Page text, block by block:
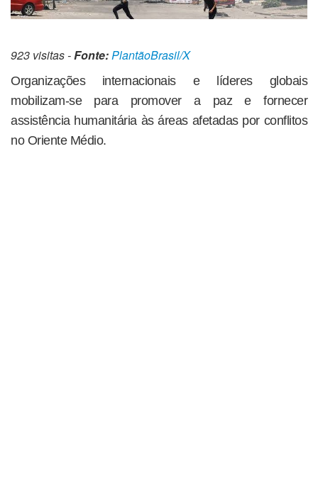
923 visitas -Fonte:PlantãoBrasil/X
Organizações internacionais e líderes globais
mobilizam-se para promover a paz e fornecer
assistência humanitária às áreas afetadas por conflitos
no Oriente Médio.